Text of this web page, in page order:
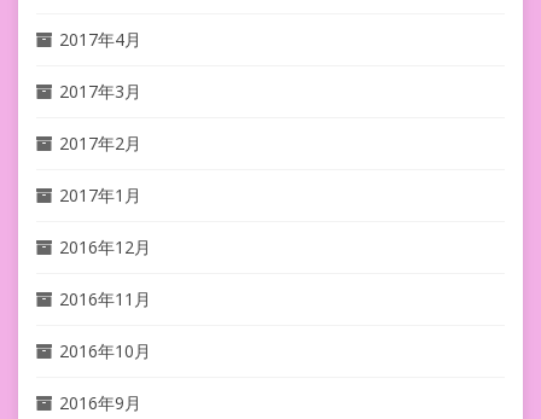
2017年4月
2017年3月
2017年2月
2017年1月
2016年12月
2016年11月
2016年10月
2016年9月